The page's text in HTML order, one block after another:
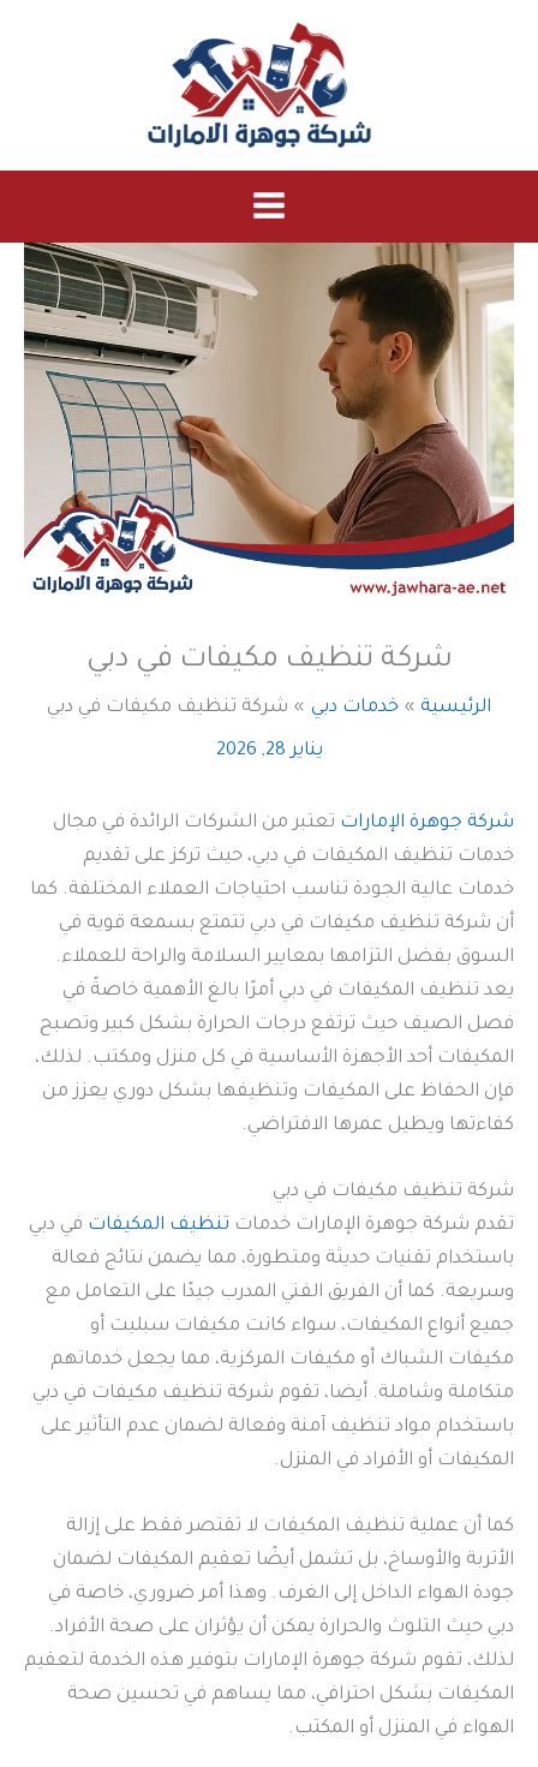
شركة تنظيف مكيفات في دبي
الرئيسية خدمات دبي شركة تنظيف مكيفات في دبي
يناير 28, 2026
شركة جوهرة الإمارات تعتبر من الشركات الرائدة في مجال
خدمات تنظيف المكيفات في دبي، حيث تركز على تقديم
خدمات عالية الجودة تناسب احتياجات العملاء المختلفة. كما
أن شركة تنظيف مكيفات في دبي تتمتع بسمعة قوية في
السوق بفضل التزامها بمعايير السلامة والراحة للعملاء.
يعد تنظيف المكيفات في دبي أمرًا بالغ الأهمية خاصةً في
فصل الصيف حيث ترتفع درجات الحرارة بشكل كبير وتصبح
المكيفات أحد الأجهزة الأساسية في كل منزل ومكتب. لذلك،
فإن الحفاظ على المكيفات وتنظيفها بشكل دوري يعزز من
كفاءتها ويطيل عمرها الافتراضي.
شركة تنظيف مكيفات في دبي
تقدم شركة جوهرة الإمارات خدمات تنظيف المكيفات في دبي
باستخدام تقنيات حديثة ومتطورة، مما يضمن نتائج فعالة
وسريعة. كما أن الفريق الفني المدرب جيدًا على التعامل مع
جميع أنواع المكيفات، سواء كانت مكيفات سبليت أو
مكيفات الشباك أو مكيفات المركزية، مما يجعل خدماتهم
متكاملة وشاملة. أيضا، تقوم شركة تنظيف مكيفات في دبي
باستخدام مواد تنظيف آمنة وفعالة لضمان عدم التأثير على
المكيفات أو الأفراد في المنزل.
كما أن عملية تنظيف المكيفات لا تقتصر فقط على إزالة
الأتربة والأوساخ، بل تشمل أيضًا تعقيم المكيفات لضمان
جودة الهواء الداخل إلى الغرف. وهذا أمر ضروري، خاصة في
دبي حيث التلوث والحرارة يمكن أن يؤثران على صحة الأفراد.
لذلك، تقوم شركة جوهرة الإمارات بتوفير هذه الخدمة لتعقيم
المكيفات بشكل احترافي، مما يساهم في تحسين صحة
الهواء في المنزل أو المكتب.